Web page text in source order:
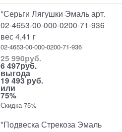
*Серьги Лягушки Эмаль арт.
02-4653-00-000-0200-71-936
вес 4,41 г
02-4653-00-000-0200-71-936
25 990руб.
6 497руб.
выгода
19 493 руб.
или
75%
Скидка 75%
*Подвеска Стрекоза Эмаль